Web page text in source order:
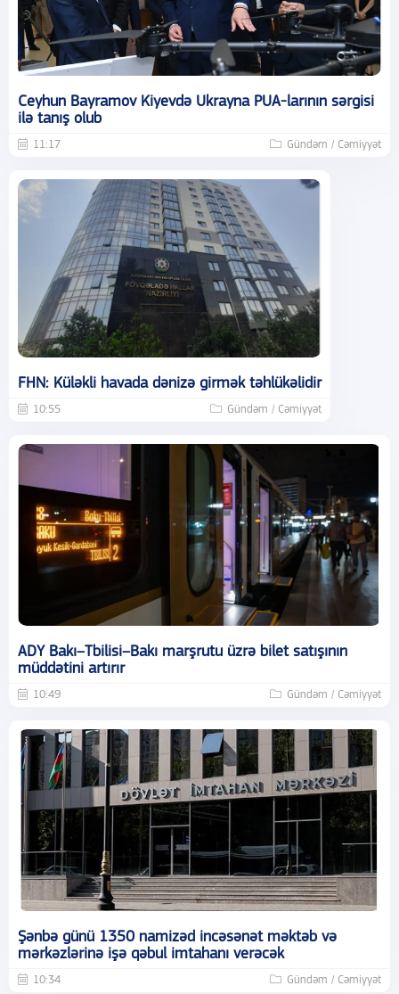
Ceyhun Bayramov Kiyevdə Ukrayna PUA-larının sərgisi
ilə tanış olub
11:17 Gündəm / Cəmiyyət
FHN: Küləkli havada dənizə girmək təhlükəlidir
10:55 Gündəm / Cəmiyyət
ADY Bakı–Tbilisi–Bakı marşrutu üzrə bilet satışının
müddətini artırır
10:49 Gündəm / Cəmiyyət
Şənbə günü 1350 namizəd incəsənət məktəb və
mərkəzlərinə işə qəbul imtahanı verəcək
10:34 Gündəm / Cəmiyyət